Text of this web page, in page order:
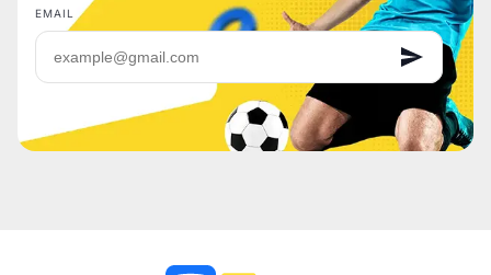
EMAIL